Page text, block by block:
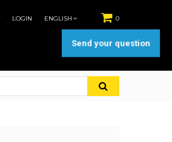
0
LOGIN ENGLISH
Send your question